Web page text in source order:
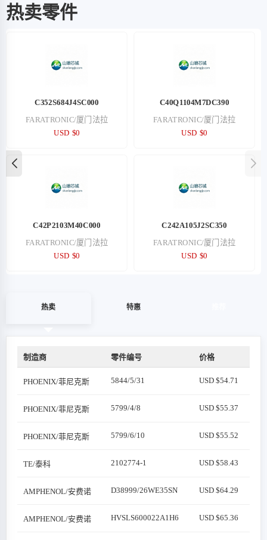
热卖零件
C352S684J4SC000
FARATRONIC/厦门法拉
USD $0
C40Q1104M7DC390
FARATRONIC/厦门法拉
USD $0
C42P2103M40C000
FARATRONIC/厦门法拉
USD $0
C242A105J2SC350
FARATRONIC/厦门法拉
USD $0
热卖 特惠
制造商 零件编号 价格
PHOENIX/菲尼克斯 5844/5/31 USD $54.71
PHOENIX/菲尼克斯 5799/4/8 USD $55.37
PHOENIX/菲尼克斯 5799/6/10 USD $55.52
TE/泰科 2102774-1 USD $58.43
AMPHENOL/安费诺 D38999/26WE35SN USD $64.29
AMPHENOL/安费诺 HVSLS600022A1H6 USD $65.36